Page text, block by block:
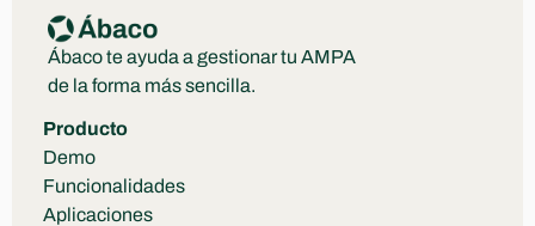
Ábaco te ayuda a gestionar tu AMPA
de la forma más sencilla.
Producto
Demo
Funcionalidades
Aplicaciones